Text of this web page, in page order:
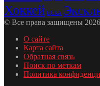
Хоккей ЦСКА
© Все права защищены
О сайте
Карта сайта
Обратная связь
Поиск по меткам
Политика